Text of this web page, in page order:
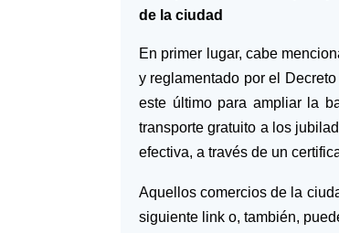
de la ciudad
En primer lugar, cabe
y reglamentado por el
este último para ampliar la
transporte gratuito a los
efectiva, a través de un
Aquellos comercios de la
siguiente link o, también,